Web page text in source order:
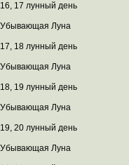
16, 17 лунный день
Убывающая Луна
17, 18 лунный день
Убывающая Луна
18, 19 лунный день
Убывающая Луна
19, 20 лунный день
Убывающая Луна